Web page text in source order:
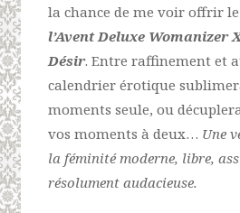
la chance de me voir offrir le
l’Avent Deluxe Womanizer
Désir. Entre raffinement et
calendrier érotique
moments seule, ou
vos moments à deux… Une
la féminité moderne, libre,
résolument audacieuse.